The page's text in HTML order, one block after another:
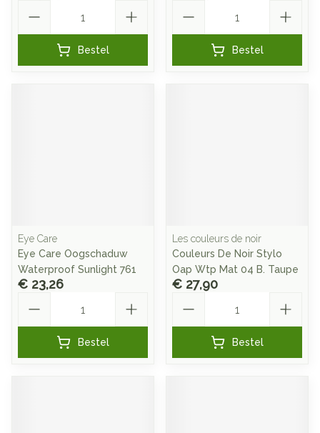
Bestel Bestel
Eye Care
Eye Care Oogschaduw
Waterproof Sunlight 761
€ 23,26
Bestel
Les couleurs de noir
Couleurs De Noir Stylo
Oap Wtp Mat 04 B. Taupe
€ 27,90
Bestel